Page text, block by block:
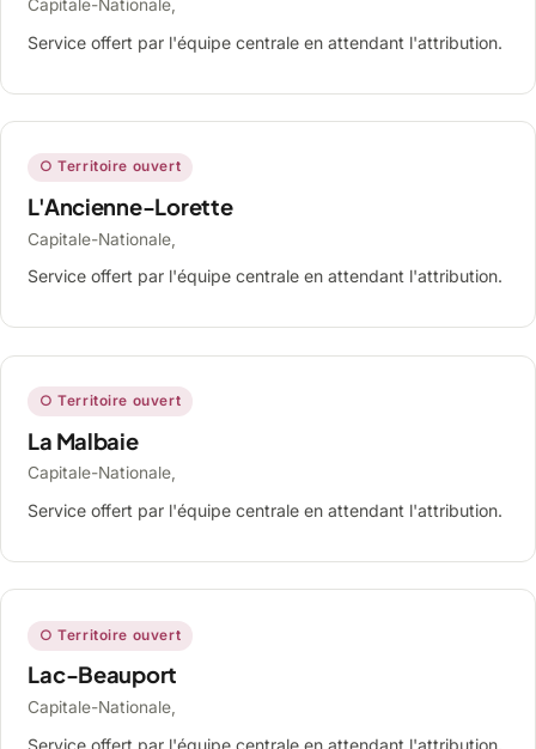
Capitale-Nationale,
Service offert par l'équipe centrale en attendant l'attribution.
○ Territoire ouvert
L'Ancienne-Lorette
Capitale-Nationale,
Service offert par l'équipe centrale en attendant l'attribution.
○ Territoire ouvert
La Malbaie
Capitale-Nationale,
Service offert par l'équipe centrale en attendant l'attribution.
○ Territoire ouvert
Lac-Beauport
Capitale-Nationale,
Service offert par l'équipe centrale en attendant l'attribution.